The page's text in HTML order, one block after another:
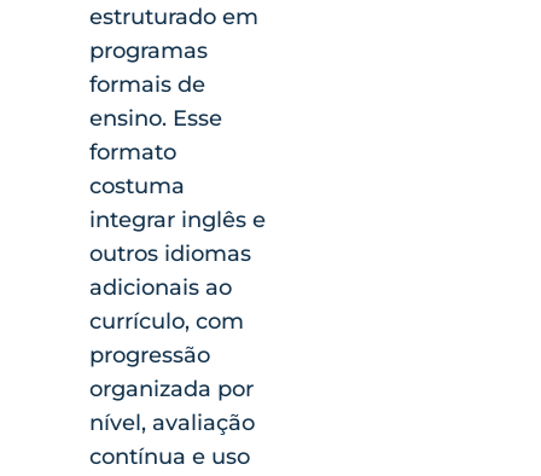
estruturado em
programas
formais de
ensino. Esse
formato
costuma
integrar inglês e
outros idiomas
adicionais ao
currículo, com
progressão
organizada por
nível, avaliação
contínua e uso